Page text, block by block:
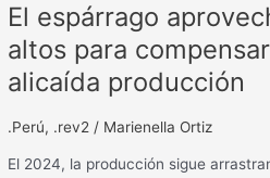
El espárrago
altos para
alicaída producción
.Perú, .rev2 / Marienella Ortiz
El 2024, la producción sigue